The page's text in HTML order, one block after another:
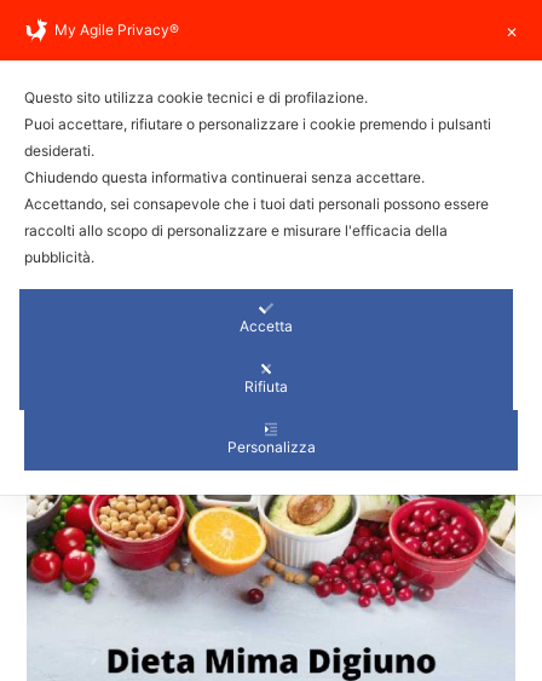
DIETE MIMA DIGIUNO:
FUNZIONANO?
Il programma alimentare con un kit
preconfezionato
My Agile Privacy® ✕
Questo sito utilizza cookie tecnici e di profilazione.
Puoi accettare, rifiutare o personalizzare i cookie premendo i pulsanti
desiderati.
Chiudendo questa informativa continuerai senza accettare.
Accettando, sei consapevole che i tuoi dati personali possono essere
raccolti allo scopo di personalizzare e misurare l'efficacia della
pubblicità.
Accetta
Rifiuta
Personalizza